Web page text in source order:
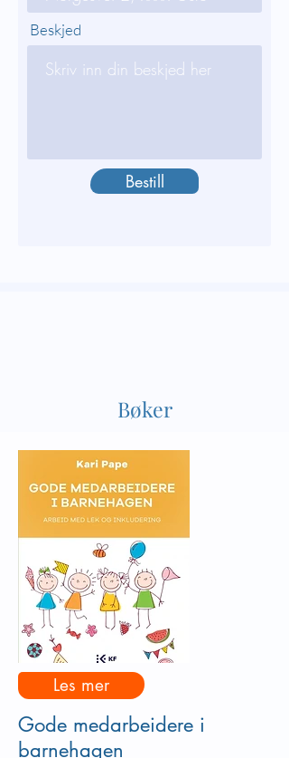
Beskjed
Bestill
Bøker
Les mer
Gode medarbeidere i
barnehagen